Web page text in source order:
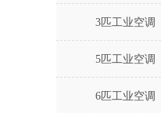
3匹工业空调
5匹工业空调
6匹工业空调